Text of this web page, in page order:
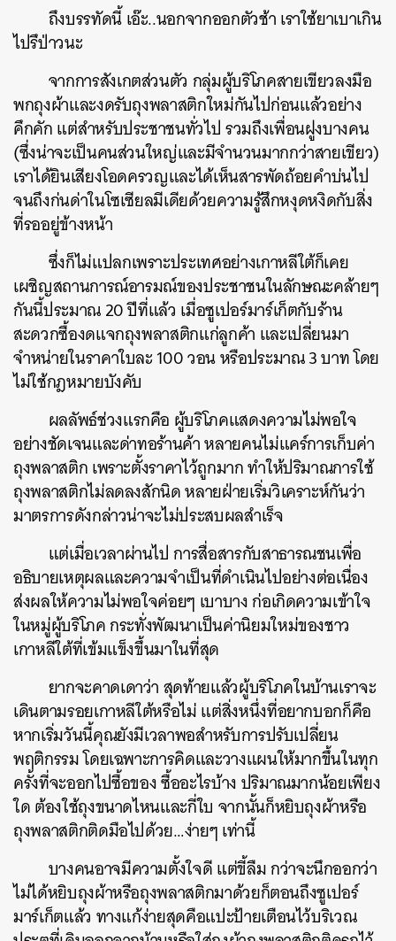
ถึงบรรทัดนี้เอ๊ะ..นอกจากออกตัวช้าเราใช้ยาเบาเกิน
ไปรึป่าวนะ
จากการสังเกตส่วนตัว กลุ่มผู้บริโภคสายเขียวลงมือ
พกถุงผ้าและงดรับถุงพลาสติกใหม่กันไปก่อนแล้วอย่าง
คึกคักแต่สำหรับประชาชนทั่วไปรวมถึงเพื่อนฝูงบางคน
(ซึ่งน่าจะเป็นคนส่วนใหญ่และมีจำนวนมากกว่าสายเขียว)
เราได้ยินเสียงโอดครวญและได้เห็นสารพัดถ้อยคำบ่นไป
จนถึงก่นด่าในโซเซียลมีเดียด้วยความรู้สึกหงุดหงิดกับสิ่ง
ที่รออยู่ข้างหน้า
ซึ่งก็ไม่แปลกเพราะประเทศอย่างเกาหลีใต้ก็เคย
เผชิญสถานการณ์อารมณ์ของประชาชนในลักษณะคล้ายๆ
กันนี้ประมาณ20ปีที่แล้ว เมื่อซูเปอร์มาร์เก็ตกับร้าน
สะดวกซื้องดแจกถุงพลาสติกแก่ลูกค้า และเปลี่ยนมา
จำหน่ายในราคาใบละ100วอนหรือประมาณ3บาทโดย
ไม่ใช้กฎหมายบังคับ
ผลลัพธ์ช่วงแรกคือ ผู้บริโภคแสดงความไม่พอใจ
อย่างชัดเจนและด่าทอร้านค้าหลายคนไม่แคร์การเก็บค่า
ถุงพลาสติกเพราะตั้งราคาไว้ถูกมากทำให้ปริมาณการใช้
ถุงพลาสติกไม่ลดลงสักนิดหลายฝ่ายเริ่มวิเคราะห์กันว่า
มาตรการดังกล่าวน่าจะไม่ประสบผลสำเร็จ
แต่เมื่อเวลาผ่านไปการสื่อสารกับสาธารณชนเพื่อ
อธิบายเหตุผลและความจำเป็นที่ดำเนินไปอย่างต่อเนื่อง
ส่งผลให้ความไม่พอใจค่อยๆ เบาบางก่อเกิดความเข้าใจ
ในหมู่ผู้บริโภคกระทั่งพัฒนาเป็นค่านิยมใหม่ของชาว
เกาหลีใต้ที่เข้มแข็งขึ้นมาในที่สุด
ยากจะคาดเดาว่าสุดท้ายแล้วผู้บริโภคในบ้านเราจะ
เดินตามรอยเกาหลีใต้หรือไม่แต่สิ่งหนึ่งที่อยากบอกก็คือ
หากเริ่มวันนี้คุณยังมีเวลาพอสำหรับการปรับเปลี่ยน
พฤติกรรมโดยเฉพาะการคิดและวางแผนให้มากขึ้นในทุก
ครั้งที่จะออกไปซื้อของซื้ออะไรบ้างปริมาณมากน้อยเพียง
ใดต้องใช้ถุงขนาดไหนและกี่ใบ จากนั้นก็หยิบถุงผ้าหรือ
ถุงพลาสติกติดมือไปด้วย…ง่ายๆเท่านี้
บางคนอาจมีความตั้งใจดีแต่ขี้ลืมกว่าจะนึกออกว่า
ไม่ได้หยิบถุงผ้าหรือถุงพลาสติกมาด้วยก็ตอนถึงซูเปอร์
มาร์เก็ตแล้ว ทางแก้ง่ายสุดคือแปะป้ายเตือนไว้บริเวณ
ค้นหา
SHARE TWEET LINE EMAIL